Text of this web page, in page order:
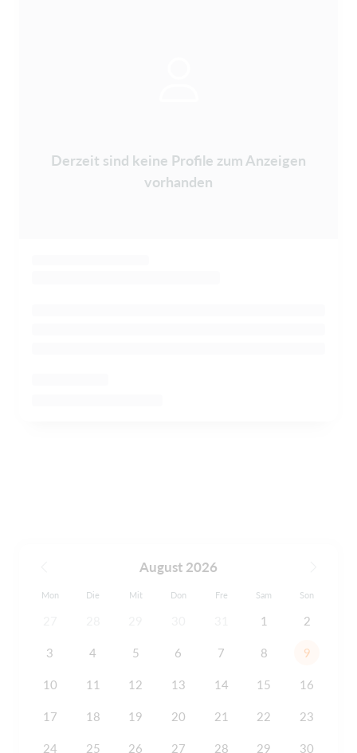
Derzeit sind keine Profile zum Anzeigen
vorhanden
August 2026
Mon Die Mit Don Fre Sam Son
1 2
3 4 5 6 7 8 9
10 11 12 13 14 15 16
17 18 19 20 21 22 23
24 25 26 27 28 29 30